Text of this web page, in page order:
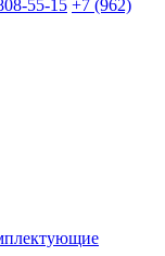
55-15 +7 (962)